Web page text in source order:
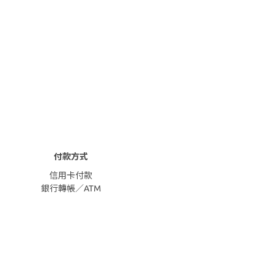
付款方式
信用卡付款
銀行轉帳／ATM